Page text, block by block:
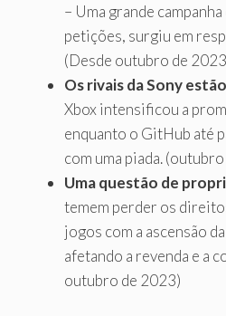
– Uma grande
petições, surgiu em
(Desde outubro de
Os rivais da Sony
Xbox intensificou a
enquanto o GitHub até
com uma piada.
Uma questão de
temem perder os
jogos com a ascensão
afetando a revenda e a
outubro de 2023)